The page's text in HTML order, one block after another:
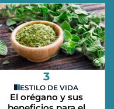
3
ESTILO DE VIDA
El orégano y sus